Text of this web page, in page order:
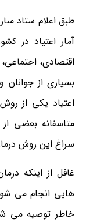
طبق اعلام ستاد
آمار اعتیاد در
اقتصادی،
بسیاری از
اعتیاد یکی از
متاسفانه بعضی
سراغ این روش
غافل از اینکه
هایی انجام می
خاطر توصیه می